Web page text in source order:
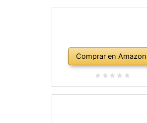
Comprar en Amazon